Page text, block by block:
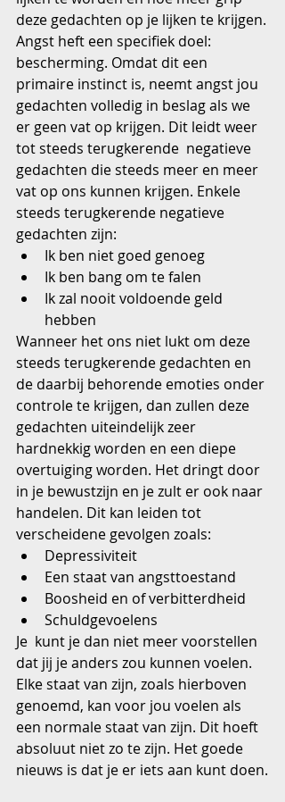
deze gedachten op je lijken te krijgen.
Angst heft een specifiek doel:
bescherming. Omdat dit een
primaire instinct is, neemt angst jou
gedachten volledig in beslag als we
er geen vat op krijgen. Dit leidt weer
tot steeds terugkerende  negatieve
gedachten die steeds meer en meer
vat op ons kunnen krijgen. Enkele
steeds terugkerende negatieve
gedachten zijn:
Ik ben niet goed genoeg
Ik ben bang om te falen
Ik zal nooit voldoende geld
hebben
Wanneer het ons niet lukt om deze
steeds terugkerende gedachten en
de daarbij behorende emoties onder
controle te krijgen, dan zullen deze
gedachten uiteindelijk zeer
hardnekkig worden en een diepe
overtuiging worden. Het dringt door
in je bewustzijn en je zult er ook naar
handelen. Dit kan leiden tot
verscheidene gevolgen zoals:
Depressiviteit
Een staat van angsttoestand
Boosheid en of verbitterdheid
Schuldgevoelens
Je  kunt je dan niet meer voorstellen
dat jij je anders zou kunnen voelen.
Elke staat van zijn, zoals hierboven
genoemd, kan voor jou voelen als
een normale staat van zijn. Dit hoeft
absoluut niet zo te zijn. Het goede
nieuws is dat je er iets aan kunt doen.